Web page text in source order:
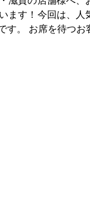
ます！今回は、人
す。 お席を待つお